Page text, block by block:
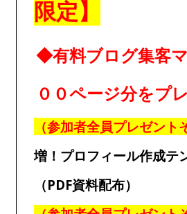
限定】
◆有料ブログ集客
００ページ分をプ
（参加者全員プレゼント
増！プロフィール作成テ
（PDF資料配布）